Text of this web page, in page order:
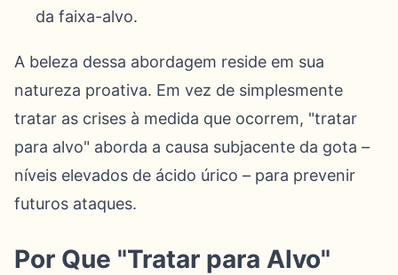
da faixa-alvo.
A beleza dessa abordagem reside em sua
natureza proativa. Em vez de simplesmente
tratar as crises à medida que ocorrem, "tratar
para alvo" aborda a causa subjacente da gota –
níveis elevados de ácido úrico – para prevenir
futuros ataques.
Por Que "Tratar para Alvo"